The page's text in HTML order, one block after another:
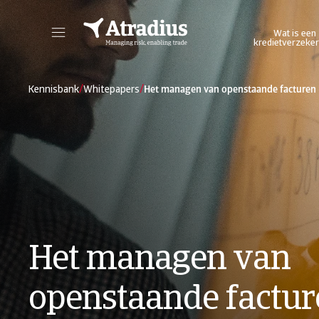
Wat is een
Kennisbank/Whitepapers/Het managen van openstaande facturen
Het managen van
openstaande